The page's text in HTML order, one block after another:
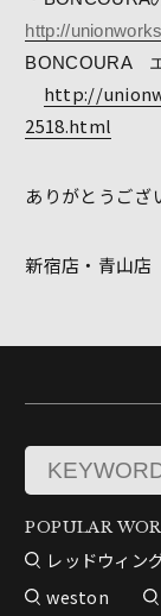
http://
BONCOURA
http://
2518.html
ありがとうござ
新宿店・青山
POPULAR
レッドウィン
weston